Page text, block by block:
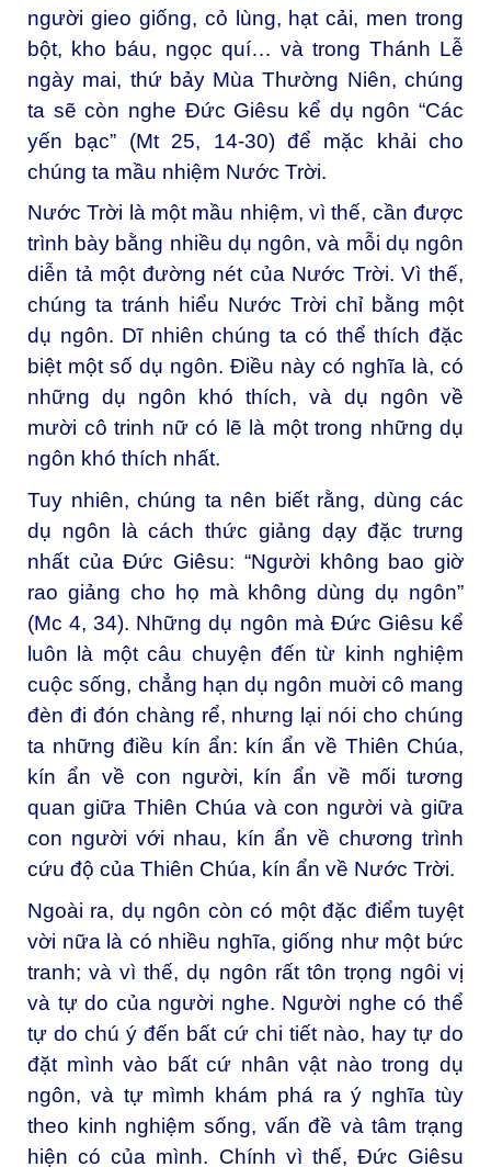
người gieo giống, cỏ lùng, hạt cải, men trong
bột, kho báu, ngọc quí… và trong Thánh Lễ
ngày mai, thứ bảy Mùa Thường Niên, chúng
ta sẽ còn nghe Đức Giêsu kể dụ ngôn “Các
yến bạc” (Mt 25, 14-30) để mặc khải cho
chúng ta mầu nhiệm Nước Trời.
Nước Trời là một mầu nhiệm, vì thế, cần được
trình bày bằng nhiều dụ ngôn, và mỗi dụ ngôn
diễn tả một đường nét của Nước Trời. Vì thế,
chúng ta tránh hiểu Nước Trời chỉ bằng một
dụ ngôn. Dĩ nhiên chúng ta có thể thích đặc
biệt một số dụ ngôn. Điều này có nghĩa là, có
những dụ ngôn khó thích, và dụ ngôn về
mười cô trinh nữ có lẽ là một trong những dụ
ngôn khó thích nhất.
Tuy nhiên, chúng ta nên biết rằng, dùng các
dụ ngôn là cách thức giảng dạy đặc trưng
nhất của Đức Giêsu: “Người không bao giờ
rao giảng cho họ mà không dùng dụ ngôn”
(Mc 4, 34). Những dụ ngôn mà Đức Giêsu kể
luôn là một câu chuyện đến từ kinh nghiệm
cuộc sống, chẳng hạn dụ ngôn muời cô mang
đèn đi đón chàng rể, nhưng lại nói cho chúng
ta những điều kín ẩn: kín ẩn về Thiên Chúa,
kín ẩn về con người, kín ẩn về mối tương
quan giữa Thiên Chúa và con người và giữa
con người với nhau, kín ẩn về chương trình
cứu độ của Thiên Chúa, kín ẩn về Nước Trời.
Ngoài ra, dụ ngôn còn có một đặc điểm tuyệt
vời nữa là có nhiều nghĩa, giống như một bức
tranh; và vì thế, dụ ngôn rất tôn trọng ngôi vị
và tự do của người nghe. Người nghe có thể
tự do chú ý đến bất cứ chi tiết nào, hay tự do
đặt mình vào bất cứ nhân vật nào trong dụ
ngôn, và tự mìmh khám phá ra ý nghĩa tùy
theo kinh nghiệm sống, vấn đề và tâm trạng
hiện có của mình. Chính vì thế, Đức Giêsu